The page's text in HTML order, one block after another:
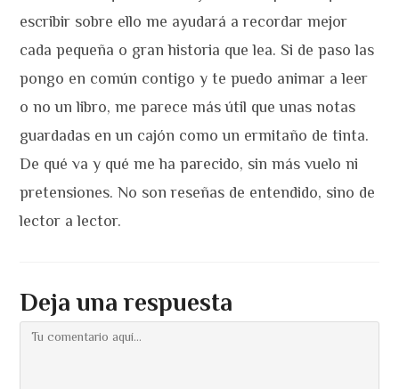
escribir sobre ello me ayudará a recordar mejor
cada pequeña o gran historia que lea. Si de paso las
pongo en común contigo y te puedo animar a leer
o no un libro, me parece más útil que unas notas
guardadas en un cajón como un ermitaño de tinta.
De qué va y qué me ha parecido, sin más vuelo ni
pretensiones. No son reseñas de entendido, sino de
lector a lector.
Deja una respuesta
Comentario